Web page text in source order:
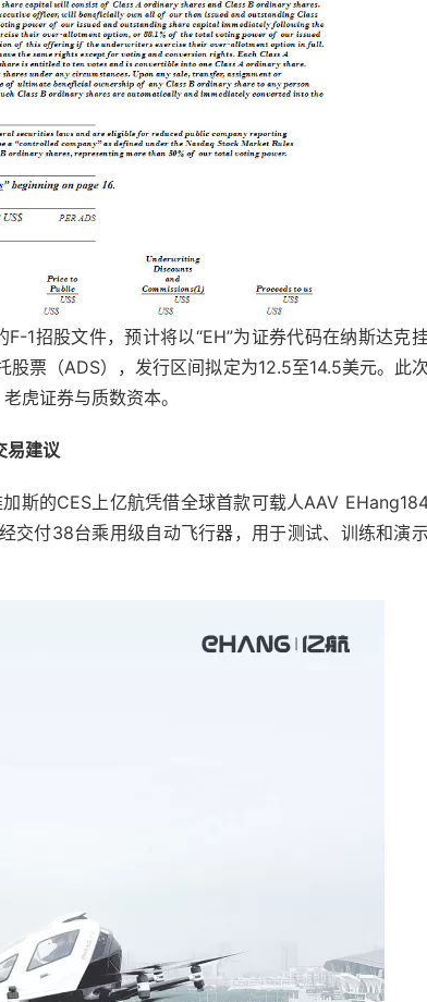
1招股文件，预计将以“EH”为证券代码在纳斯达克
票（ADS），发行区间拟定为12.5至14.5美元。此
虎证券与质数资本。
易建议
斯的CES上亿航凭借全球首款可载人AAV
交付38台乘用级自动飞行器，用于测试、训练和演示